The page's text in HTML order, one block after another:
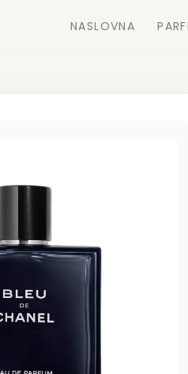
NASLOVNA